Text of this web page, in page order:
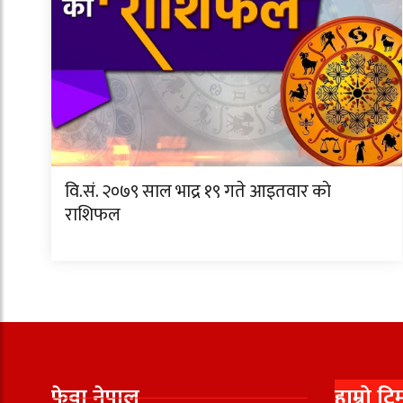
वि.सं. २०७९ साल भाद्र १९ गते आइतवार काे
राशिफल